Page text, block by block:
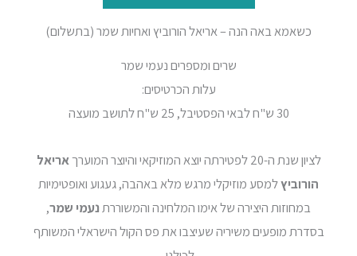
כשאמא באה הנה – אריאל הורוביץ ואחיות שמר (בתשלום)
שרים ומספרים נעמי שמר
עלות הכרטיסים:
30 ש"ח לבאי הפסטיבל, 25 ש"ח לתושב מועצה
לציון שנת ה-20 לפטירתה יוצא המוזיקאי והיוצר המוערך
אריאל
הורוביץלמסע מוזיקלי מרגש מלא באהבה, געגוע ואופטימיות
במחוזות היצירה של אימו המלחינה והמשוררתנעמי שמר,
בסדרת מופעים משיריה שעיצבו את פס הקול הישראלי המשותף